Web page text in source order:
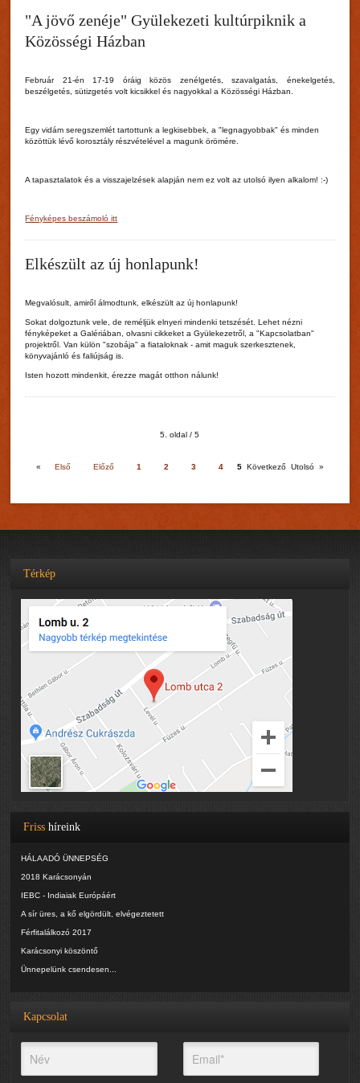
"A jövő zenéje" Gyülekezeti kultúrpiknik a
Közösségi Házban
Február 21-én 17-19 óráig közös zenélgetés, szavalgatás, énekelgetés,
beszélgetés, sütizgetés volt kicsikkel és nagyokkal a Közösségi Házban.
Egy vidám seregszemlét tartottunk a legkisebbek, a "legnagyobbak" és minden
közöttük lévő korosztály részvételével a magunk örömére.
A tapasztalatok és a visszajelzések alapján nem ez volt az utolsó ilyen alkalom! :-)
Fényképes beszámoló itt
Elkészült az új honlapunk!
Megvalósult, amiről álmodtunk, elkészült az új honlapunk!
Sokat dolgoztunk vele, de reméljük elnyeri mindenki tetszését. Lehet nézni
fényképeket a Galériában, olvasni cikkeket a Gyülekezetről, a "Kapcsolatban"
projektről. Van külön "szobája" a fiataloknak - amit maguk szerkesztenek,
könyvajánló és faliújság is.
Isten hozott mindenkit, érezze magát otthon nálunk!
5. oldal / 5
« Első Előző 1 2 3 4 5 Következő Utolsó »
Térkép
Frisshíreink
HÁLAADÓ ÜNNEPSÉG
2018 Karácsonyán
IEBC - Indiaiak Európáért
A sír üres, a kő elgördült, elvégeztetett
Férfitalálkozó 2017
Karácsonyi köszöntő
Ünnepelünk csendesen...
Kapcsolat